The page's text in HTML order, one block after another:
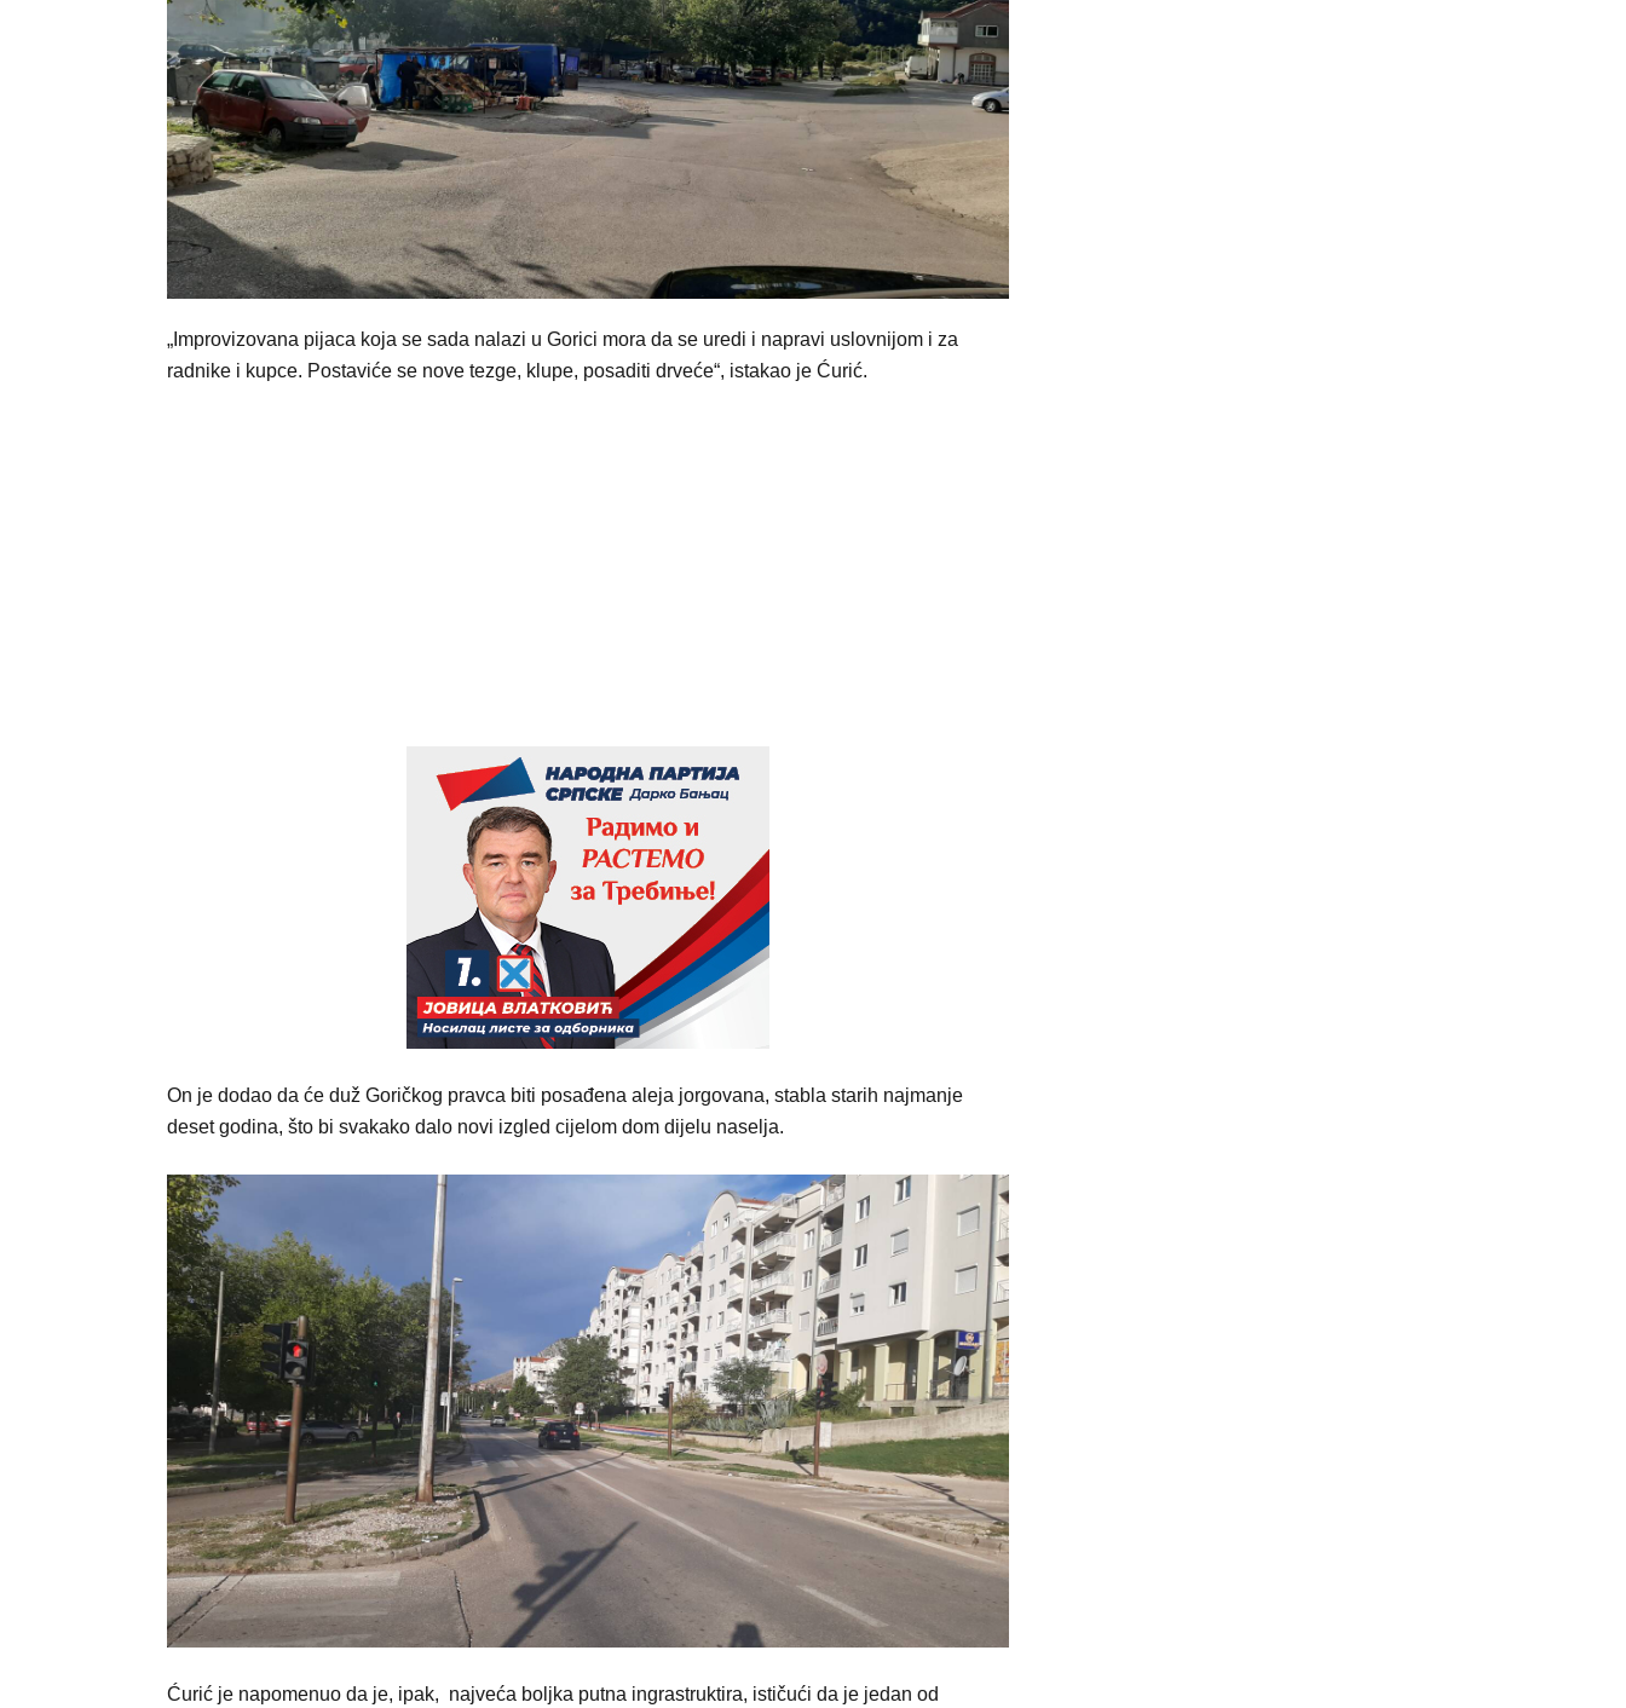
„Improvizovana pijaca koja se sada nalazi u Gorici mora da se uredi i napravi uslovnijom i za
radnike i kupce. Postaviće se nove tezge, klupe, posaditi drveće“, istakao je Ćurić.
On je dodao da će duž Goričkog pravca biti posađena aleja jorgovana, stabla starih najmanje
deset godina, što bi svakako dalo novi izgled cijelom dom dijelu naselja.
Ćurić je napomenuo da je, ipak, najveća boljka putna ingrastruktira, ističući da je jedan od